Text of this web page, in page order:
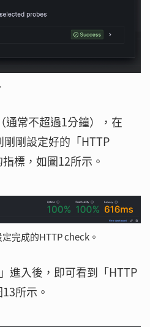
通常不超過1分鐘），在
剛剛設定好的「HTTP
標，如圖12所示。
完成的HTTP check。
進入後，即可看到「HTTP
所示。